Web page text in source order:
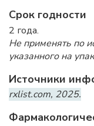
Срок годности
2 года.
Не применять по
указанного на
Источники
rxlist.com, 2025.